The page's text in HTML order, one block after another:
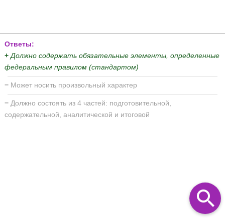
Ответы:
+ Должно содержать обязательные элементы, определенные
федеральным правилом (стандартом)
− Может носить произвольный ха­рактер
− Должно состоять из 4 частей: подготовительной,
содержательной, аналитиче­ской и итоговой